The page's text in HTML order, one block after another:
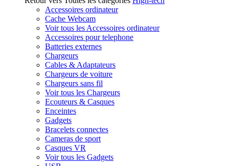
Accessoires ordinateur
Cache Webcam
Voir tous les Accessoires ordinateur
Accessoires pour telephone
Batteries externes
Chargeurs
Cables & Adaptateurs
Chargeurs de voiture
Chargeurs sans fil
Voir tous les Chargeurs
Ecouteurs & Casques
Enceintes
Gadgets
Bracelets connectes
Cameras de sport
Casques VR
Voir tous les Gadgets